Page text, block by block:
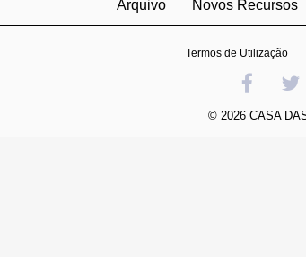
Arquivo Novos Recursos
Termos de Utilização
© 2026 CASA